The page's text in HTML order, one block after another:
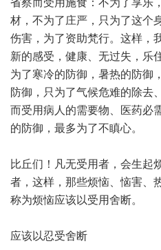
省察而受用施食：不为了享乐
材，不为了庄严，只为了这个
伤害，为了资助梵行。这样，
新的感受，健康、无过失，乐
为了寒冷的防御，暑热的防御
防御，只为了气候危难的除去
而受用病人的需要物、医药必
的防御，最多为了不瞋心。
比丘们！凡无受用者，会生起
者，这样，那些烦恼、恼害、
称为烦恼应该以受用舍断。
应该以忍受舍断